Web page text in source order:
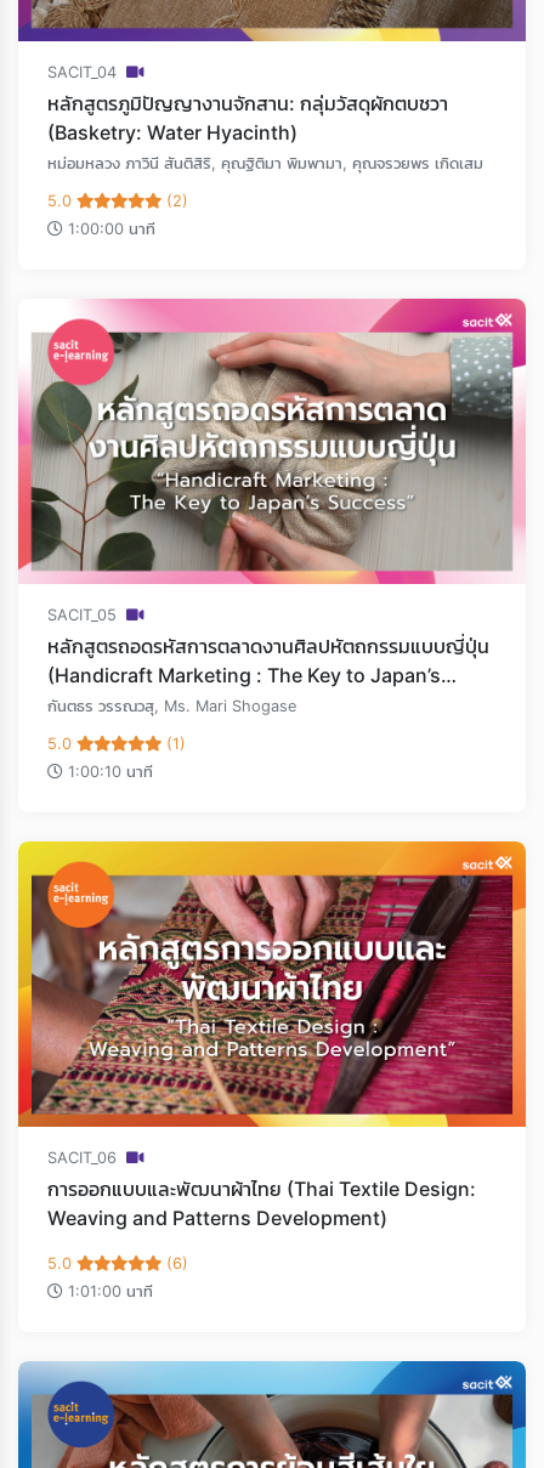
SACIT_04
หลักสูตรภูมิปัญญางานจักสาน: กลุ่มวัสดุผักตบชวา
(Basketry: Water Hyacinth)
หม่อมหลวง ภาวินี สันติสิริ, คุณฐิติมา พิมพามา, คุณจรวยพร เกิดเสม
5.0
(2)
1:00:00 นาที
SACIT_05
หลักสูตรถอดรหัสการตลาดงานศิลปหัตถกรรมแบบญี่ปุ่น
(Handicraft Marketing : The Key to Japan’s
Success)
กันตธร วรรณวสุ, Ms. Mari Shogase
5.0
(1)
1:00:10 นาที
SACIT_06
การออกแบบและพัฒนาผ้าไทย (Thai Textile Design:
Weaving and Patterns Development)
5.0
(6)
1:01:00 นาที
Loading...